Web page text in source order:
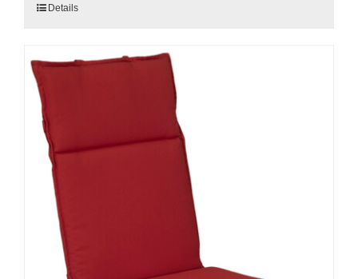
Dieses
mehrere
Varianten
auf.
Die
Optionen
können
auf
Produktseite
gewählt
werden
Details